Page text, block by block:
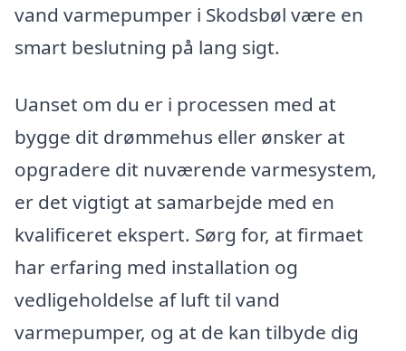
vand varmepumper i Skodsbøl være en
smart beslutning på lang sigt.
Uanset om du er i processen med at
bygge dit drømmehus eller ønsker at
opgradere dit nuværende varmesystem,
er det vigtigt at samarbejde med en
kvalificeret ekspert. Sørg for, at firmaet
har erfaring med installation og
vedligeholdelse af luft til vand
varmepumper, og at de kan tilbyde dig